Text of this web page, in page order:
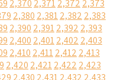
2,370 2,3712,372 2,373
2,380 2,3812,382 2,383
2,390 2,3912,392 2,393
2,400 2,4012,402 2,403
2,410 2,4112,412 2,413
2,420 2,4212,422 2,423